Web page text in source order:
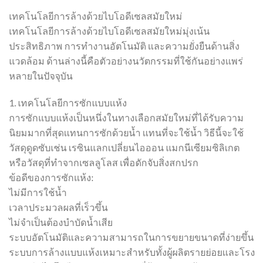
เทคโนโลยีการล้างด้วยไบโอดีเซลสมัยใหม่
เทคโนโลยีการล้างด้วยไบโอดีเซลสมัยใหม่มุ่งเน้น
ประสิทธิภาพ การทำงานอัตโนมัติ และความยั่งยืนด้านสิ่ง
แวดล้อม ด้านล่างนี้คือตัวอย่างนวัตกรรมที่ใช้กันอย่างแพร่
หลายในปัจจุบัน
1. เทคโนโลยีการซักแบบแห้ง
การซักแบบแห้งเป็นหนึ่งในทางเลือกสมัยใหม่ที่ได้รับความ
นิยมมากที่สุดแทนการซักด้วยน้ำ แทนที่จะใช้น้ำ วิธีนี้จะใช้
วัสดุดูดซับเช่น เรซินแลกเปลี่ยนไอออน แมกนีเซียมซิลิเกต
หรือวัสดุที่ทำจากเซลลูโลส เพื่อดักจับสิ่งสกปรก
ข้อดีของการซักแห้ง:
ไม่มีการใช้น้ำ
เวลาประมวลผลที่เร็วขึ้น
ไม่จำเป็นต้องบำบัดน้ำเสีย
ระบบอัตโนมัติและความสามารถในการขยายขนาดที่ง่ายขึ้น
ระบบการล้างแบบแห้งเหมาะสำหรับทั้งผู้ผลิตรายย่อยและโรง